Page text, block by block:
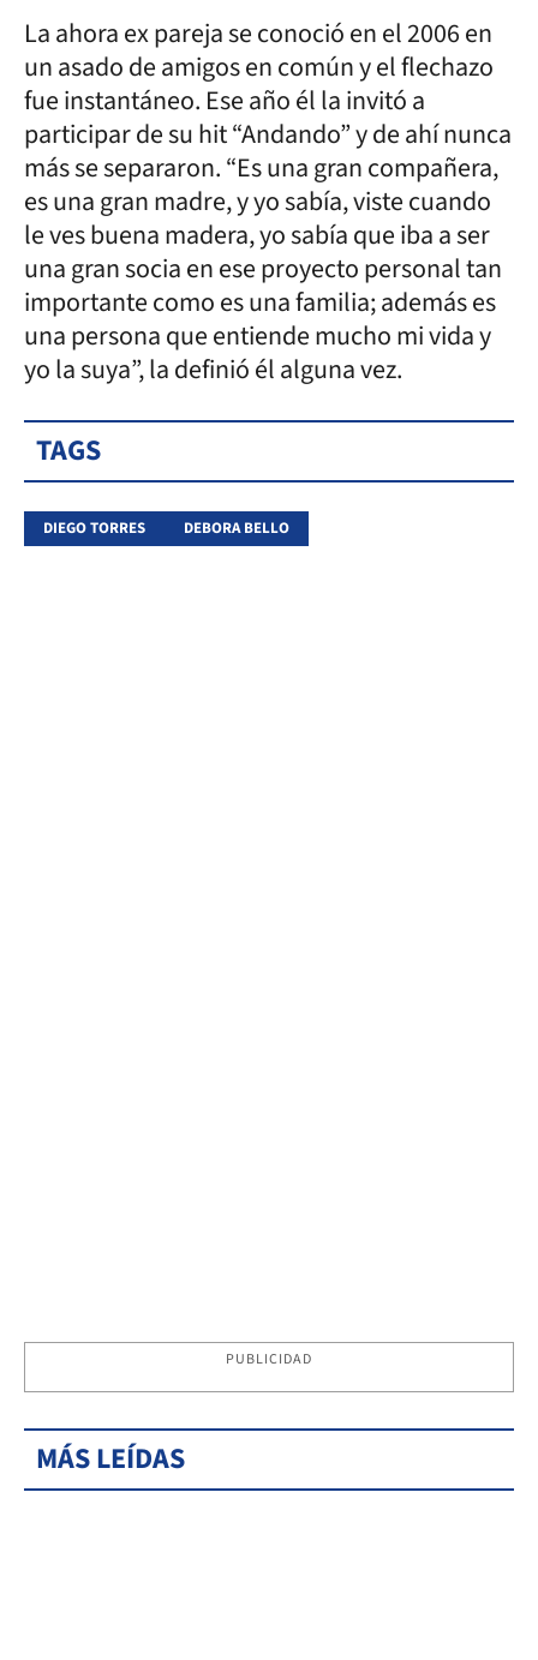
La ahora ex pareja se conoció en el 2006 en
un asado de amigos en común y el flechazo
fue instantáneo. Ese año él la invitó a
participar de su hit “Andando” y de ahí nunca
más se separaron. “Es una gran compañera,
es una gran madre, y yo sabía, viste cuando
le ves buena madera, yo sabía que iba a ser
una gran socia en ese proyecto personal tan
importante como es una familia; además es
una persona que entiende mucho mi vida y
yo la suya”, la definió él alguna vez.
TAGS
DIEGO TORRES DEBORA BELLO
PUBLICIDAD
MÁS LEÍDAS